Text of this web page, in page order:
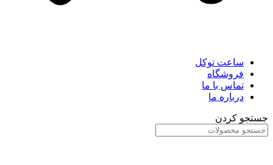
ساعت توکل
فروشگاه
تماس با ما
درباره ما
جستجو کردن